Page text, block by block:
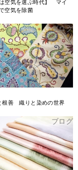
空気を選ぶ時代】 マイ
空気を除菌
ブログ
善 織りと染めの世界
ブログ